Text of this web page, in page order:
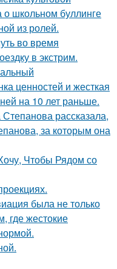
школьном буллинге
из ролей.
во время
в экстрим.
ценностей и жесткая
на 10 лет раньше.
рассказала,
за которым она
Чтобы Рядом со
была не только
где жестокие